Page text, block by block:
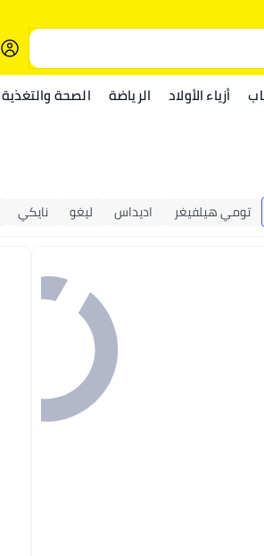
أزياء الأولاد الرياضة الصحة والتغذية
تومي هيلفيغر اديداس ليغو نايكي